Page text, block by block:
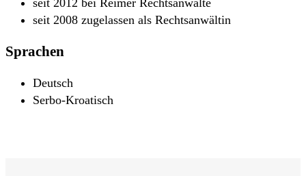
seit 2012 bei Reimer Rechtsanwälte
seit 2008 zugelassen als Rechtsanwältin
Sprachen
Deutsch
Serbo-Kroatisch